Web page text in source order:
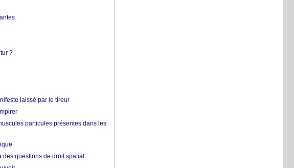
?
laissé par le tireur
particules présentes dans les
questions de droit spatial